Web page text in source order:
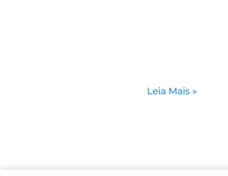
Leia Mais »